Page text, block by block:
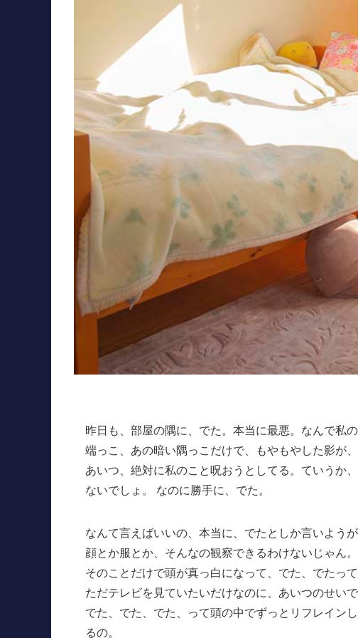
昨日も、部屋の隅に、でた。本当に最悪。なんで私
端っこ、あの暗い隅っこだけで、もやもやした影が、
あいつ、絶対に私のこと呪おうとしてる。ていうか
ないでしょ。 なのに勝手に、でた。
なんて言えばいいの、本当に、でたとしか言いようが
顔とか服とか、そんなの観察できるわけないじゃん
そのことだけで頭が真っ白になって、でた、でたっ
ただテレビを見ていたいだけなのに、あいつのせいで
でた、でた、でた、って頭の中でずっとリフレイン
るの。